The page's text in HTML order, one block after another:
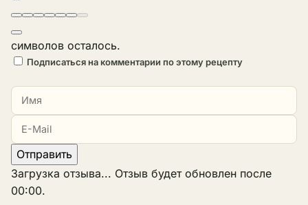
символов осталось.
Подписаться на комментарии по этому рецепту
Отправить
Загрузка отзыва... Отзыв будет обновлен после
00:00.